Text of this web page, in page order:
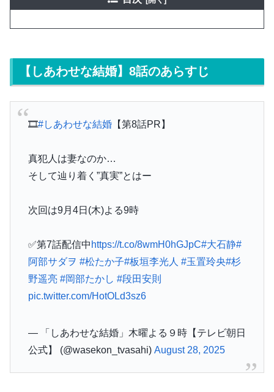
【しあわせな結婚】8話のあらすじ
🎞️#しあわせな結婚【第8話PR】
真犯人は妻なのか…
そして辿り着く”真実”とはー
次回は9月4日(木)よる9時
✅第7話配信中 https://t.co/8wmH0hGJpC#大石静#
阿部サダヲ #松たか子#板垣李光人 #玉置玲央#杉
野遥亮 #岡部たかし #段田安則
pic.twitter.com/HotOLd3sz6
— 「しあわせな結婚」木曜よる９時【テレビ朝日
公式】 (@wasekon_tvasahi) August 28, 2025